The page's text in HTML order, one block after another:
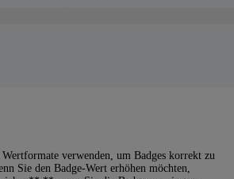
verwenden, um Badges korrekt zu
Sie den Badge-Wert erhöhen möchten,